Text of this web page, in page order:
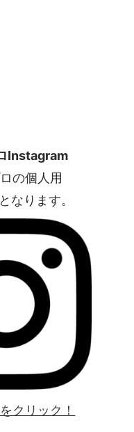
Instagram
の個人用
なります。
クリック！